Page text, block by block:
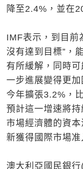
降至2.4%，並在
IMF表示，到目前
沒有達到目標”，
有所緩解，同時
一步進展變得更
今年擴張3.2%，
預計這一增速將
市場經濟體的資
新獲得國際市場准
澳大利亞國民銀